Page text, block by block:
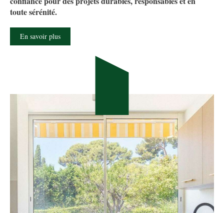
toute sérénité.
En savoir plus